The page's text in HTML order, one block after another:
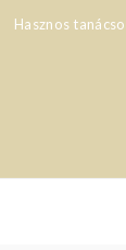
Hasznos